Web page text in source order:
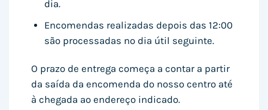
dia.
Encomendas realizadas depois das 12:00
são processadas no dia útil seguinte.
O prazo de entrega começa a contar a partir
da saída da encomenda do nosso centro até
à chegada ao endereço indicado.